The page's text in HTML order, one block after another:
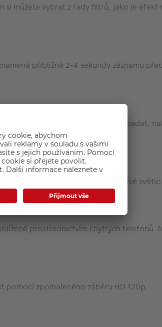
můžete vybrat z řady filtrů, jako je
přibližně 2-4 sekundy záznamu
i nad tím, jak bude snímek vypadat,
6. Využít ho můžete i jako doplňkové
prostřednictvím chytrých telefonů.
pomocí zpomaleného záběru HD 120p.